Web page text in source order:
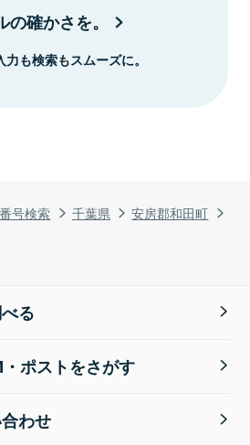
号検索 千葉県
安房郡和田町
確かさを。
も検索もスムーズに。
る
ポストをさがす
わせ